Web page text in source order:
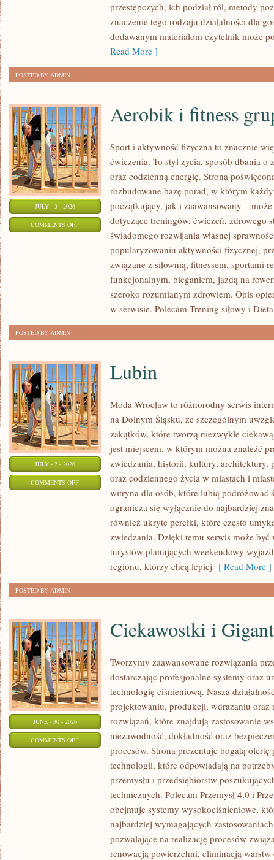
przestępczych, ich podział ról, metody
znaczenie tego rodzaju działalności dla
dodawanym materiałom czytelnik może
Read More ]
POSTED BY ADMIN
JULY - 3 - 2026
COMMENTS OFFON
Aerobik i fitness
Sport i aktywność fizyczna to znacznie
ćwiczenia. To styl życia, sposób dbania o
oraz codzienną energię. Strona
rozbudowane bazę porad, w którym
początkujący, jak i zaawansowany –
dotyczące treningów, ćwiczeń, zdrowego
świadomego rozwijania własnej
popularyzowaniu aktywności fizycznej,
związane z siłownią, fitnessem, sportami
funkcjonalnym, bieganiem, jazdą na
szeroko rozumianym zdrowiem. Opis
w serwisie. Polecam Trening siłowy i
POSTED BY ADMIN
JULY - 2 - 2026
COMMENTS OFFON
Lubin
Moda Wrocław to różnorodny serwis
na Dolnym Śląsku, ze szczególnym
zakątków, które tworzą niezwykle
jest miejscem, w którym można znaleźć
zwiedzania, historii, kultury, architektury,
oraz codziennego życia w miastach i
witryna dla osób, które lubią podróżować
ogranicza się wyłącznie do najbardziej
również ukryte perełki, które często
zwiedzania. Dzięki temu serwis może
turystów planujących weekendowy
regionu, którzy chcą lepiej [ Read More ]
POSTED BY ADMIN
JUNE - 30 - 2026
COMMENTS OFFON
CIEKAWOSTKI
Ciekawostki i
Tworzymy zaawansowane rozwiązania
dostarczając profesjonalne systemy oraz
technologię ciśnieniową. Nasza
projektowaniu, produkcji, wdrażaniu oraz
rozwiązań, które znajdują zastosowanie
niezawodność, dokładność oraz
procesów. Strona prezentuje bogatą ofertę
technologii, które odpowiadają na
przemysłu i przedsiębiorstw
technicznych. Polecam Przemysł 4.0 i
obejmuje systemy wysokociśnieniowe,
najbardziej wymagających
pozwalające na realizację procesów
renowacją powierzchni, eliminacją